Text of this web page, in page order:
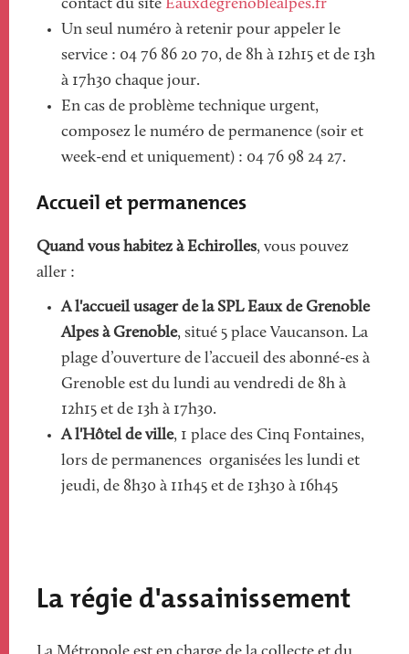
contact du site Eauxdegrenoblealpes.fr
Un seul numéro à retenir pour appeler le
service : 04 76 86 20 70, de 8h à 12h15 et de 13h
à 17h30 chaque jour.
En cas de problème technique urgent,
composez le numéro de permanence (soir et
week-end et uniquement) : 04 76 98 24 27.
Accueil et permanences
Quand vous habitez à Echirolles, vous pouvez
aller :
A l'accueil usager de la SPL Eaux de Grenoble
Alpes à Grenoble, situé 5 place Vaucanson. La
plage d’ouverture de l’accueil des abonné-es à
Grenoble est du lundi au vendredi de 8h à
12h15 et de 13h à 17h30.
A l'Hôtel de ville, 1 place des Cinq Fontaines,
lors de permanences organisées les lundi et
jeudi, de 8h30 à 11h45 et de 13h30 à 16h45
La régie d'assainissement